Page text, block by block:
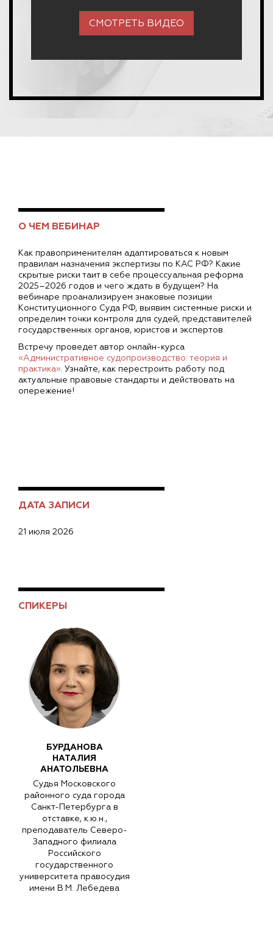
СМОТРЕТЬ ВИДЕО
О ЧЕМ ВЕБИНАР
Как правоприменителям адаптироваться к новым
правилам назначения экспертизы по КАС РФ? Какие
скрытые риски таит в себе процессуальная реформа
2025–2026 годов и чего ждать в будущем? На
вебинаре проанализируем знаковые позиции
Конституционного Суда РФ, выявим системные риски и
определим точки контроля для судей, представителей
государственных органов, юристов и экспертов.
Встречу проведет автор онлайн-курса
«Административное судопроизводство: теория и
практика». Узнайте, как перестроить работу под
актуальные правовые стандарты и действовать на
опережение!
ДАТА ЗАПИСИ
21 июля 2026
СПИКЕРЫ
БУРДАНОВА
НАТАЛИЯ
АНАТОЛЬЕВНА
Судья Московского
районного суда города
Санкт-Петербурга в
отставке, к.ю.н.,
преподаватель Северо-
Западного филиала
Российского
государственного
университета правосудия
имени В.М. Лебедева